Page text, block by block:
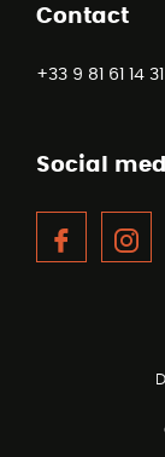
Contact
+33 9 81 61 14 31
Social